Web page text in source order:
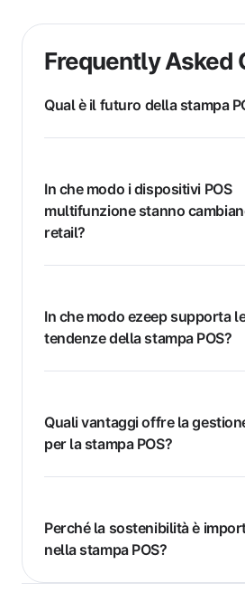
Frequently Asked
Qual è il futuro della stampa
In che modo i dispositivi POS
multifunzione stanno
retail?
In che modo ezeep supporta
tendenze della stampa POS?
Quali vantaggi offre la
per la stampa POS?
Perché la sostenibilità è
nella stampa POS?